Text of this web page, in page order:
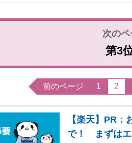
第3
前のページ 1 2
【楽天】PR
で！ まずはエ